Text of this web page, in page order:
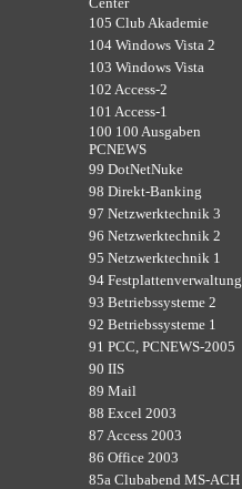
105 Club Akademie
104 Windows Vista 2
103 Windows Vista
102 Access-2
101 Access-1
100 100 Ausgaben
PCNEWS
99 DotNetNuke
98 Direkt-Banking
97 Netzwerktechnik 3
96 Netzwerktechnik 2
95 Netzwerktechnik 1
94 Festplattenverwaltung
93 Betriebssysteme 2
92 Betriebssysteme 1
91 PCC, PCNEWS-2005
90 IIS
89 Mail
88 Excel 2003
87 Access 2003
86 Office 2003
85a Clubabend MS-ACH